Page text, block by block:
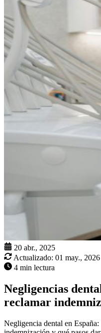
20 abr., 2025
Actualizado: 01 may., 2026
4 min lectura
Negligencias
reclamar
Negligencia dental en